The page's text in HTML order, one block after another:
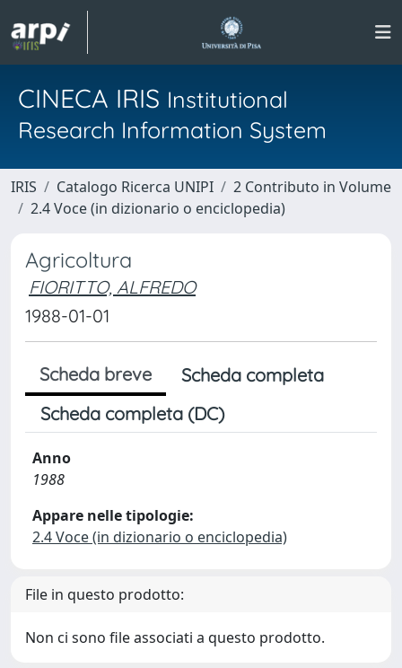
CINECA IRIS Institutional
Research Information System
IRIS Catalogo Ricerca UNIPI
2 Contributo in Volume
2.4 Voce (in dizionario o enciclopedia)
Agricoltura
FIORITTO, ALFREDO
1988-01-01
Scheda breve
Scheda completa
Scheda completa (DC)
Anno
1988
Appare nelle tipologie:
2.4 Voce (in dizionario o enciclopedia)
File in questo prodotto:
Non ci sono file associati a questo prodotto.